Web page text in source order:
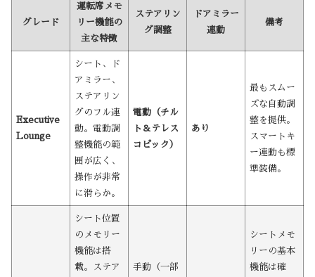
グレード
運転席メモ
リー機能の
主な特徴
ステアリン
グ調整
ドアミラー
連動
備考
Executive
Lounge
シート、ド
アミラー、
ステアリン
グのフル連
動。電動調
整機能の範
囲が広く、
操作が非常
に滑らか。
電動（チル
ト＆テレス
コピック）
あり
最もスムー
ズな自動調
整を提供。
スマートキ
ー連動も標
準装備。
シート位置
のメモリー
機能は搭
載。ステア
手動（一部
シートメモ
リーの基本
機能は確